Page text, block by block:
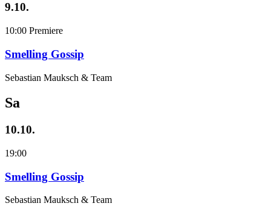
9.10.
10:00 Premiere
Smelling Gossip
Sebastian Mauksch & Team
Sa
10.10.
19:00
Smelling Gossip
Sebastian Mauksch & Team